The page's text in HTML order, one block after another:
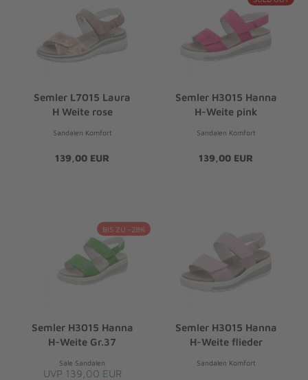
Semler L7015 Laura
H Weite rose
Sandalen Komfort
139,00 EUR
Semler H3015 Hanna
H-Weite pink
Sandalen Komfort
139,00 EUR
BIS ZU -28%
Semler H3015 Hanna
H-Weite Gr.37
Sale Sandalen
UVP 139,00 EUR
Semler H3015 Hanna
H-Weite flieder
Sandalen Komfort